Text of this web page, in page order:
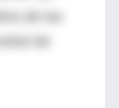
de las